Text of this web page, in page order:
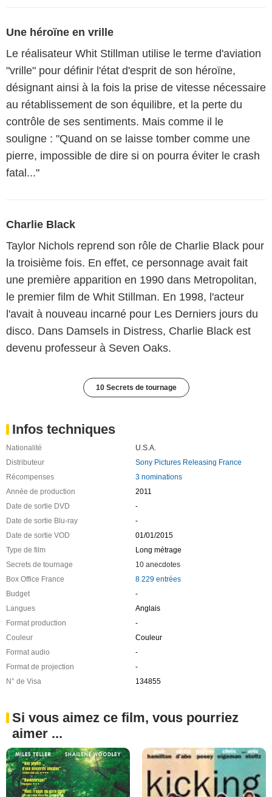
Une héroïne en vrille
Le réalisateur Whit Stillman utilise le terme d'aviation
"vrille" pour définir l'état d'esprit de son héroïne,
désignant ainsi à la fois la prise de vitesse nécessaire
au rétablissement de son équilibre, et la perte du
contrôle de ses sentiments. Mais comme il le
souligne : "Quand on se laisse tomber comme une
pierre, impossible de dire si on pourra éviter le crash
fatal..."
Charlie Black
Taylor Nichols reprend son rôle de Charlie Black pour
la troisième fois. En effet, ce personnage avait fait
une première apparition en 1990 dans Metropolitan,
le premier film de Whit Stillman. En 1998, l'acteur
l'avait à nouveau incarné pour Les Derniers jours du
disco. Dans Damsels in Distress, Charlie Black est
devenu professeur à Seven Oaks.
10 Secrets de tournage
Infos techniques
Nationalité
U.S.A.
Distributeur
Sony Pictures Releasing France
Récompenses
3 nominations
Année de production
2011
Date de sortie DVD
-
Date de sortie Blu-ray
-
Date de sortie VOD
01/01/2015
Type de film
Long métrage
Secrets de tournage
10 anecdotes
Box Office France
8 229 entrées
Budget
-
Langues
Anglais
Format production
-
Couleur
Couleur
Format audio
-
Format de projection
-
N° de Visa
134855
Si vous aimez ce film, vous pourriez
aimer ...